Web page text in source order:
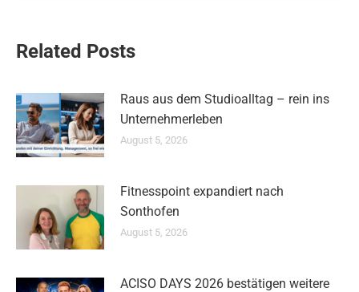
Related Posts
Raus aus dem Studioalltag – rein ins
Unternehmerleben
August 5, 2026
Fitnesspoint expandiert nach
Sonthofen
August 5, 2026
ACISO DAYS 2026 bestätigen weitere